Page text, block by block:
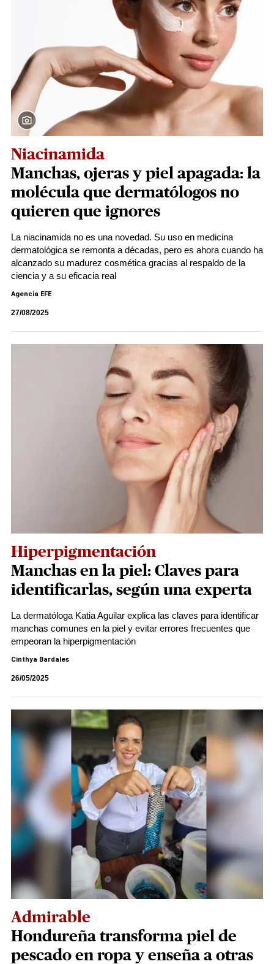
Niacinamida
Manchas, ojeras y piel apagada: la
molécula que dermatólogos no
quieren que ignores
La niacinamida no es una novedad. Su uso en medicina
dermatológica se remonta a décadas, pero es ahora cuando ha
alcanzado su madurez cosmética gracias al respaldo de la
ciencia y a su eficacia real
Agencia EFE
27/08/2025
Hiperpigmentación
Manchas en la piel: Claves para
identificarlas, según una experta
La dermatóloga Katia Aguilar explica las claves para identificar
manchas comunes en la piel y evitar errores frecuentes que
empeoran la hiperpigmentación
Cinthya Bardales
26/05/2025
Admirable
Hondureña transforma piel de
pescado en ropa y enseña a otras